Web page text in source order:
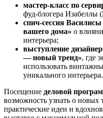
мастер-класс по
фуд-блогера Изабеллы (
спич-сессия
вашего дома» о
интерьера;
выступление
— новый тренд», где
использовать
уникального интерьера.
Посещение деловой
возможность узнать о
практические идеи и